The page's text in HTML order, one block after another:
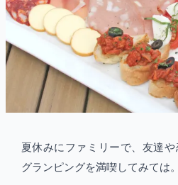
夏休みにファミリーで、友達
グランピングを満喫してみては。